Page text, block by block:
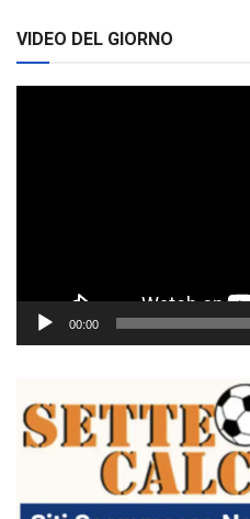
VIDEO DEL GIORNO
00:00